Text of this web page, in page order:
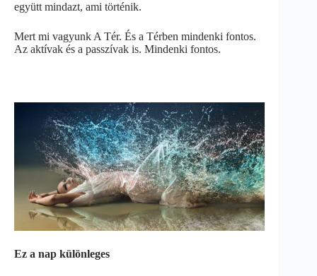
együtt mindazt, ami történik.
Mert mi vagyunk A Tér. És a Térben mindenki fontos.
Az aktívak és a passzívak is. Mindenki fontos.
Ez a nap különleges